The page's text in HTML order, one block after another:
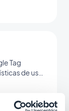
tiempo
Tag
de uso